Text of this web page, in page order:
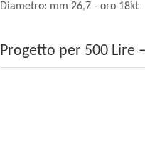
Diametro: mm 26,7 - oro 18kt
Progetto per 500 Lire